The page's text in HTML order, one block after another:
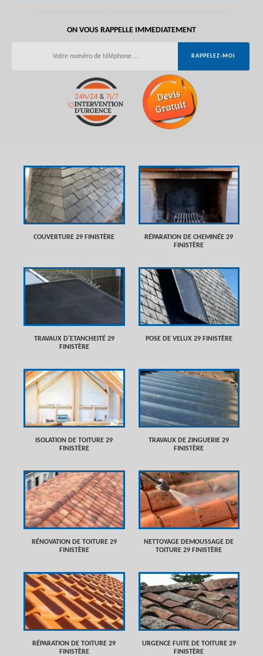
ON VOUS RAPPELLE IMMEDIATEMENT
COUVERTURE 29 FINISTÈRE
RÉPARATION DE CHEMINÉE 29
FINISTÈRE
TRAVAUX D'ETANCHEITÉ 29
FINISTÈRE
POSE DE VELUX 29 FINISTÈRE
ISOLATION DE TOITURE 29
FINISTÈRE
TRAVAUX DE ZINGUERIE 29
FINISTÈRE
RÉNOVATION DE TOITURE 29
FINISTÈRE
NETTOYAGE DEMOUSSAGE DE
TOITURE 29 FINISTÈRE
RÉPARATION DE TOITURE 29
FINISTÈRE
URGENCE FUITE DE TOITURE 29
FINISTÈRE